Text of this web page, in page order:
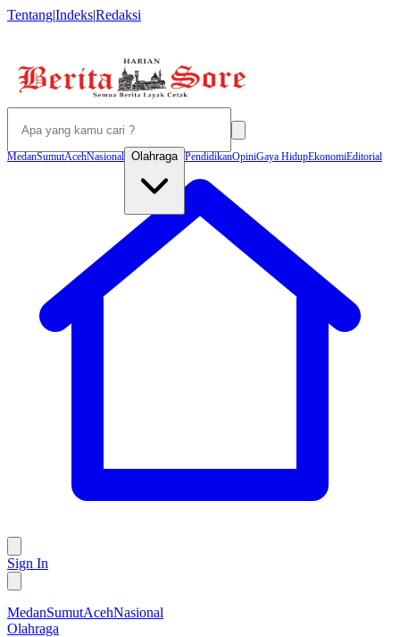
Tentang|Indeks|Redaksi
MedanSumutAcehNasional Olahraga PendidikanOpiniGaya HidupEkonomiEditorial
Sign In
MedanSumutAcehNasional
Olahraga